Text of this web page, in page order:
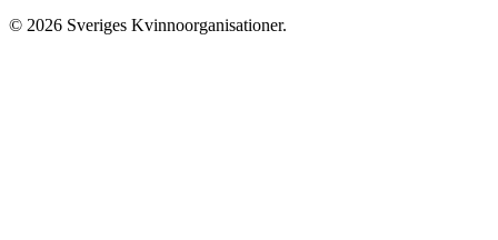
© 2026 Sveriges Kvinnoorganisationer.